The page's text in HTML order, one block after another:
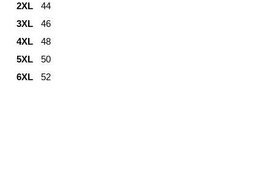
2XL
44
3XL
46
4XL
48
5XL
50
6XL
52